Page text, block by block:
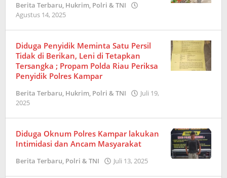
Berita Terbaru, Hukrim, Polri & TNI
Agustus 14, 2025
Diduga Penyidik Meminta Satu Persil
Tidak di Berikan, Leni di Tetapkan
Tersangka ; Propam Polda Riau Periksa
Penyidik Polres Kampar
Berita Terbaru, Hukrim, Polri & TNI
Juli 19,
2025
Diduga Oknum Polres Kampar lakukan
Intimidasi dan Ancam Masyarakat
Berita Terbaru, Polri & TNI Juli 13, 2025